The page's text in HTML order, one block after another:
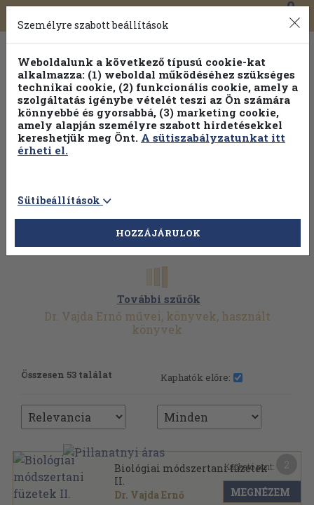
Toggle
navigation
0
További szűrők
Dr. Vajda Ernő művei, könyvek, használt
könyvek
Összesen 53 találat Kaphatók előre:
Biológiai módszertani füzetek
II.
Dr. Vajda Ernő
Kapható pont:
MEGNÉZEM
Személyre szabott beállítások
Weboldalunk a következő típusú cookie-kat
alkalmazza: (1) weboldal működéséhez szükséges
technikai cookie, (2) funkcionális cookie, amely a
szolgáltatás igénybe vételét teszi az Ön számára
könnyebbé és gyorsabbá, (3) marketing cookie,
amely alapján személyre szabott hirdetésekkel
kereshetjük meg Önt. A sütiszabályzatunkat itt
érheti el.
Sütibeállítások
HOZZÁJÁRULOK